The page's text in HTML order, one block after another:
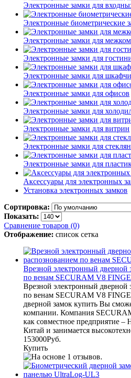
Электронные замки для
Электронные биометрические
Электронные замки для
Электронные замки для
Электронные замки для
Электронные замки для офисов
Электронные замки для
Электронные замки для витрин
Электронные замки для
Электронные замки для
Аксессуары для электронных
Установка электронных замков
Сортировка:
Показать:
Сравнение товаров (0)
Отображение: список сетка
Врезной электронный дверной
по венам SECURAM V8
Врезной электронный дверной
по венам SECURAM V8
дверной замок купить Вы
компании. Компания
как совместное предприятие
Китай и занимается
153000Руб.
Купить